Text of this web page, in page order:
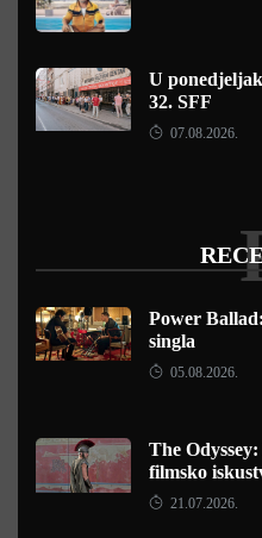
U
32. SFF
07.08.2026.
Power
singla
05.08.2026.
The
filmsko
21.07.2026.